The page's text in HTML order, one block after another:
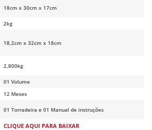
18cm x 30cm x 17cm
2kg
18,2cm x 32cm x 18cm
2,800kg
01 Volume
12 Meses
01 Torradeira e 01 Manual de instruções
CLIQUE AQUI PARA BAIXAR